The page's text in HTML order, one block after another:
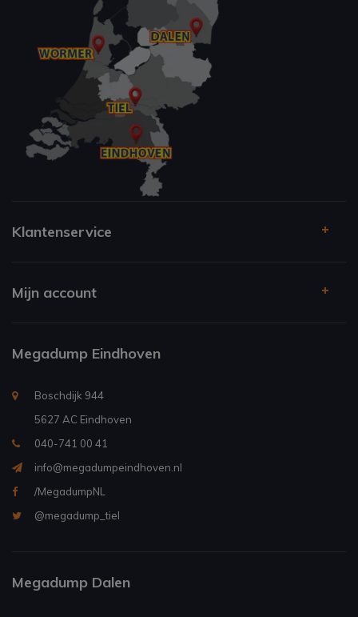
Klantenservice
Mijn account
Megadump Eindhoven
Boschdijk 944
5627 AC Eindhoven
040-741 00 41
info@megadumpeindhoven.nl
/MegadumpNL
@megadump_tiel
Megadump Dalen